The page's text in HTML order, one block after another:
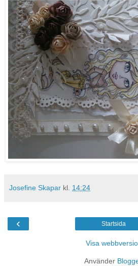
Josefine Skapar kl. 14:24
‹ Startsida
Visa
Använder